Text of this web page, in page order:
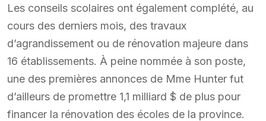
Les conseils scolaires ont également complété, au
cours des derniers mois, des travaux
d’agrandissement ou de rénovation majeure dans
16 établissements. À peine nommée à son poste,
une des premières annonces de Mme Hunter fut
d’ailleurs de promettre 1,1 milliard $ de plus pour
financer la rénovation des écoles de la province.